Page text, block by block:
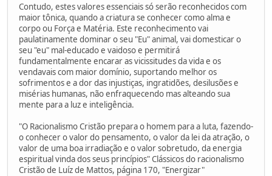
Contudo, estes valores essenciais só serão reconhecidos com
maior tônica, quando a criatura se conhecer como alma e
corpo ou Força e Matéria. Este reconhecimento vai
paulatinamente dominar o seu "Eu" animal, vai domesticar o
seu "eu" mal-educado e vaidoso e permitirá
fundamentalmente encarar as vicissitudes da vida e os
vendavais com maior domínio, suportando melhor os
sofrimentos e a dor das injustiças, ingratidões, desilusões e
misérias humanas, não enfraquecendo mas alteando sua
mente para a luz e inteligência.
"O Racionalismo Cristão prepara o homem para a luta, fazendo-
o conhecer o valor do pensamento, o valor da lei da atração, o
valor de uma boa irradiação e o valor sobretudo, da energia
espiritual vinda dos seus princípios" Clássicos do racionalismo
Cristão de Luíz de Mattos, página 170, "Energizar"